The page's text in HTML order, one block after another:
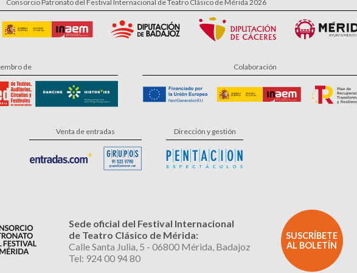
Consorcio Patronato del Festival Internacional de Teatro Clásico de Mérida 2026
de Colaboración
Venta de entradas Dirección y gestión
Sede oficial del Festival Internacional
de Teatro Clásico de Mérida:
Calle Santa Julia, 5 - 06800 Mérida, Badajoz
Tel: 924 00 94 80
SUSCRÍBETE
AL BOLETÍN